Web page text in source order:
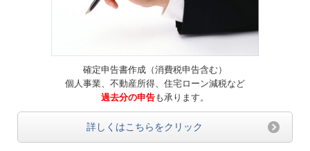
確定申告書作成（消費税申告含む）
個人事業、不動産所得、住宅ローン減税など
過去分の申告も承ります。
詳しくはこちらをクリック